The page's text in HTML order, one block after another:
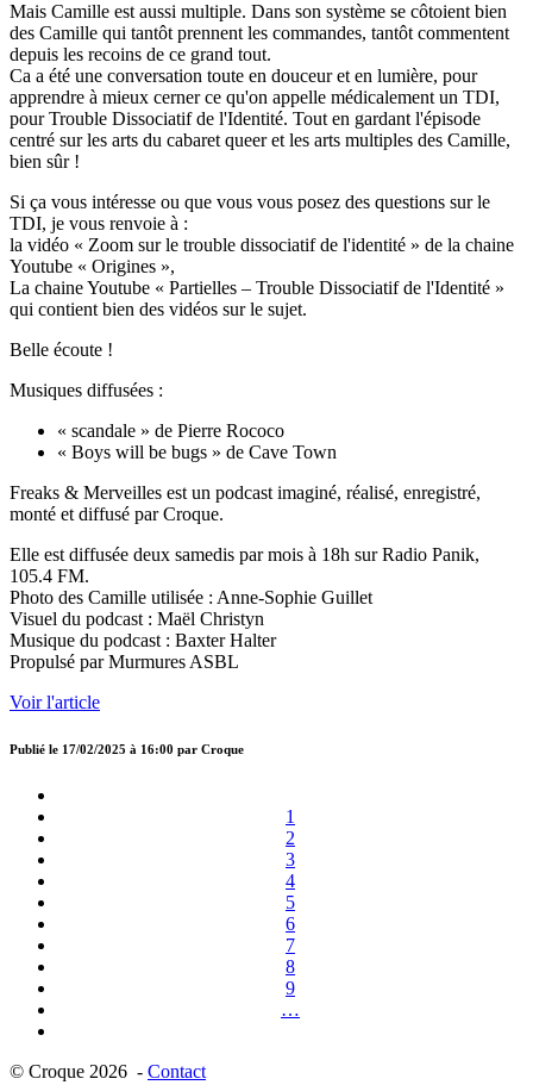
Mais Camille est aussi multiple. Dans son système se côtoient bien
des Camille qui tantôt prennent les commandes, tantôt commentent
depuis les recoins de ce grand tout.
Ca a été une conversation toute en douceur et en lumière, pour
apprendre à mieux cerner ce qu'on appelle médicalement un TDI,
pour Trouble Dissociatif de l'Identité. Tout en gardant l'épisode
centré sur les arts du cabaret queer et les arts multiples des Camille,
bien sûr !
Si ça vous intéresse ou que vous vous posez des questions sur le
TDI, je vous renvoie à :
la vidéo « Zoom sur le trouble dissociatif de l'identité » de la chaine
Youtube « Origines »,
La chaine Youtube « Partielles – Trouble Dissociatif de l'Identité »
qui contient bien des vidéos sur le sujet.
Belle écoute !
Musiques diffusées :
« scandale » de Pierre Rococo
« Boys will be bugs » de Cave Town
Freaks & Merveilles est un podcast imaginé, réalisé, enregistré,
monté et diffusé par Croque.
Elle est diffusée deux samedis par mois à 18h sur Radio Panik,
105.4 FM.
Photo des Camille utilisée : Anne-Sophie Guillet
Visuel du podcast : Maël Christyn
Musique du podcast : Baxter Halter
Propulsé par Murmures ASBL
Voir l'article
Publié le 17/02/2025 à 16:00 par Croque
1
2
3
4
5
6
7
8
9
…
© Croque 2026 - Contact